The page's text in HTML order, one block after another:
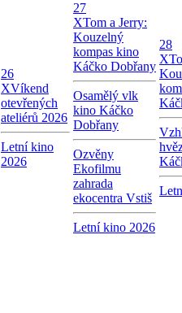
26
XVíkend
otevřených
ateliérů 2026
Letní kino
2026
27
XTom a Jerry:
Kouzelný
kompas kino
Káčko Dobřany
Osamělý vlk
kino Káčko
Dobřany
Ozvěny
Ekofilmu
zahrada
ekocentra Vstiš
Letní kino 2026
28
X